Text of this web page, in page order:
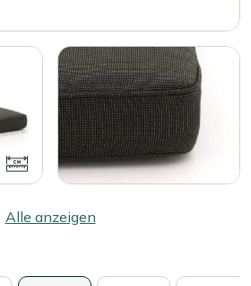
Alle anzeigen